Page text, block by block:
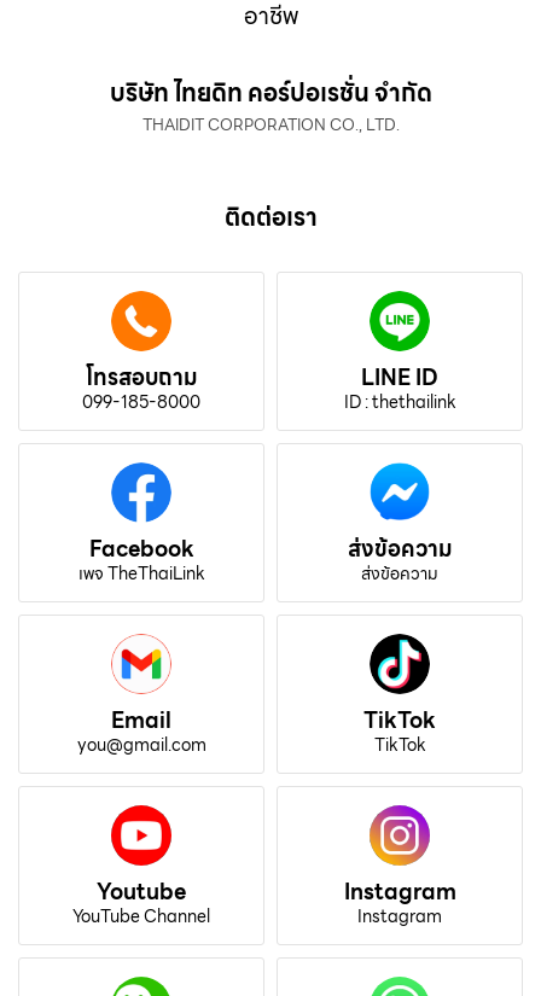
อาชีพ
บริษัท ไทยดิท คอร์ปอเรชั่น จำกัด
THAIDIT CORPORATION CO., LTD.
ติดต่อเรา
โทรสอบถาม
099-185-8000
LINE ID
ID : thethailink
Facebook
เพจ TheThaiLink
ส่งข้อความ
ส่งข้อความ
Email
you@gmail.com
TikTok
TikTok
Youtube
YouTube Channel
Instagram
Instagram